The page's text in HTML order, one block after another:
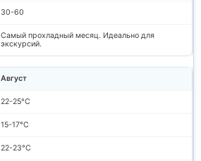
30-60
Самый прохладный месяц. Идеально для
экскурсий.
Август
22-25°C
15-17°C
22-23°C